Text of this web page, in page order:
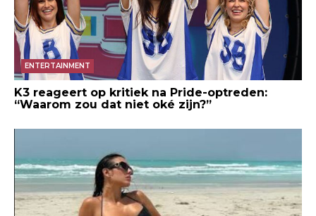
ENTERTAINMENT
K3 reageert op kritiek na Pride-optreden:
“Waarom zou dat niet oké zijn?”